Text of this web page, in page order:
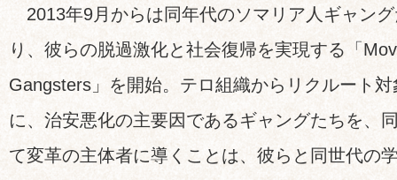
2013年9月からは同年代のソマリア人ギャン
り、彼らの脱過激化と社会復帰を実現する「
Gangsters」を開始。テロ組織からリクルート
に、治安悪化の主要因であるギャングたちを、
て変革の主体者に導くことは、彼らと同世代の